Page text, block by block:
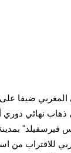
ضيفا
نهائي دوري
بمدينة
للاقتراب من